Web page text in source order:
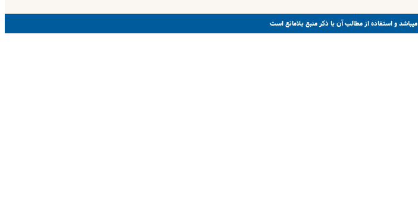
میباشد و استفاده از مطالب آن با ذکر منبع بلامانع است